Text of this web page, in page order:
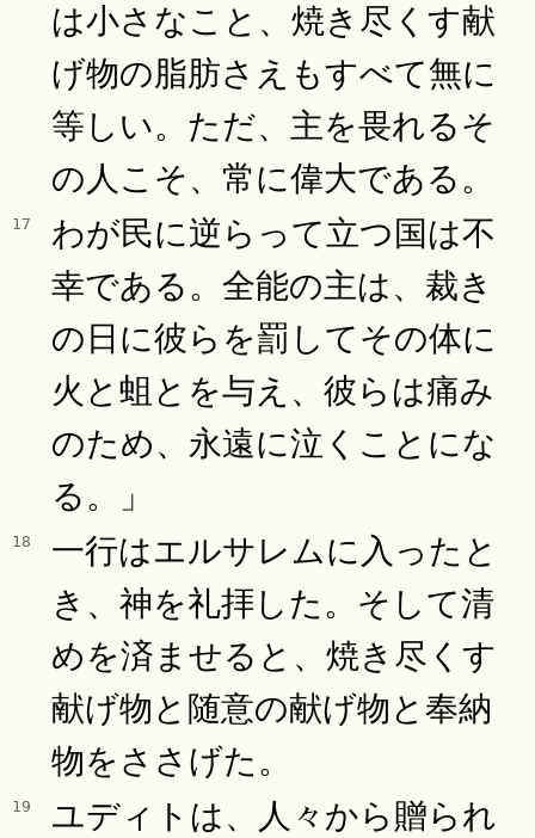
は小さなこと、焼き尽くす献
げ物の脂肪さえもすべて無に
等しい。ただ、主を畏れるそ
の人こそ、常に偉大である。
17
わが民に逆らって立つ国は不
幸である。全能の主は、裁き
の日に彼らを罰してその体に
火と蛆とを与え、彼らは痛み
のため、永遠に泣くことにな
る。」
18
一行はエルサレムに入ったと
き、神を礼拝した。そして清
めを済ませると、焼き尽くす
献げ物と随意の献げ物と奉納
物をささげた。
19
ユディトは、人々から贈られ